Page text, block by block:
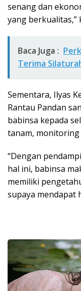
senang dan
yang berkualitas,”
Baca Juga :
Terima
Sementara, Ilyas
Rantau Pandan
babinsa kepada
tanam, monitoring
“Dengan
hal ini, babinsa
memiliki
supaya mendapat